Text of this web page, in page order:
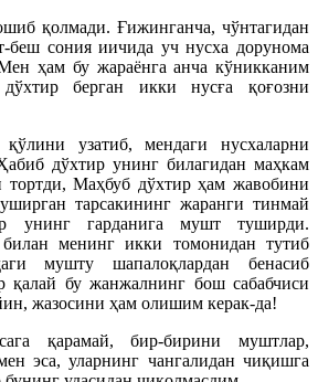
қолмади. Ғижинганча, чўнтагидан
беш сония иичида уч нусха дорунома
ҳам бу жараёнга анча кўникканим
берган икки нусға қоғозни
узатиб, мендаги нусхаларни
дўхтир унинг билагидан маҳкам
тортди, Маҳбуб дўхтир ҳам жавобини
тарсакининг жаранги тинмай
унинг гарданига мушт туширди.
менинг икки томонидан тутиб
мушту шапалоқлардан бенасиб
қалай бу жанжалнинг бош сабабчиси
жазосини ҳам олишим керак-да!
қарамай, бир-бирини муштлар,
эса, уларнинг чангалидан чиқишга